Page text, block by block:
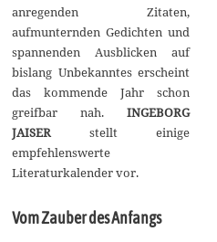
anregenden Zitaten,
aufmunternden Gedichten und
spannenden Ausblicken auf
bislang Unbekanntes erscheint
das kommende Jahr schon
greifbar nah.INGEBORG
JAISER stellt einige
empfehlenswerte
Literaturkalender vor.
Vom Zauber des Anfangs